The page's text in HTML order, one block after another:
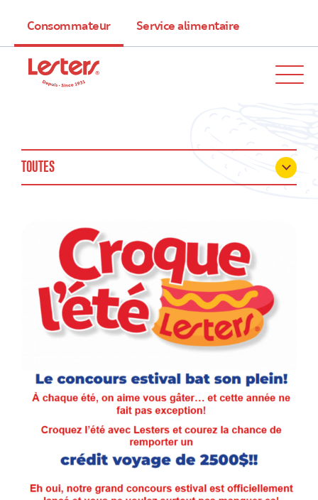
Consommateur Service alimentaire
TOUTES